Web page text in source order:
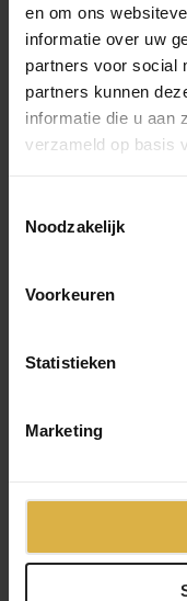
en om ons
informatie over uw
partners voor social
partners kunnen
informatie die u aan
verzameld op basis
Noodzakelijk
Voorkeuren
Statistieken
Marketing
‹ ›
Hinter den
Der
Nach deiner
benötigten Teile und
Lager, wo es
Box hinzugefügt,
wir sicher, dass dein